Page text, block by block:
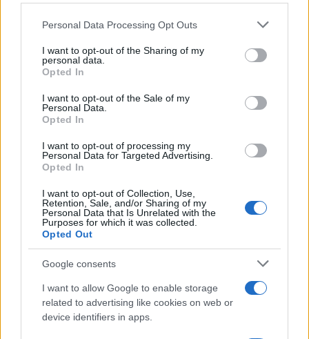
Please note that this website/app uses one or more Google
not limited to your visit or usage behaviour. You may click to
grant or deny consent to Google and its third-party tags to
use your data for below specified purposes in below Google
consent section.
Personal Data Processing Opt Outs
I want to opt-out of the Sharing of my
personal data.
Opted In
I want to opt-out of the Sale of my
Personal Data.
Opted In
I want to opt-out of processing my
Personal Data for Targeted Advertising.
Opted In
I want to opt-out of Collection, Use,
Retention, Sale, and/or Sharing of my
Personal Data that Is Unrelated with the
Purposes for which it was collected.
Opted Out
Google consents
I want to allow Google to enable storage
related to advertising like cookies on web or
device identifiers in apps.